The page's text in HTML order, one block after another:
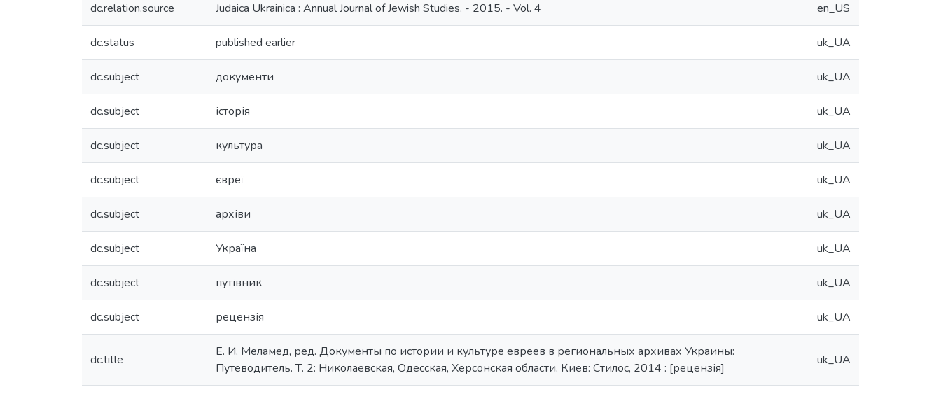
dc.relation.source Judaica Ukrainica : Annual Journal of Jewish Studies. - 2015. - Vol. 4 en_US
dc.status published earlier uk_UA
dc.subject документи uk_UA
dc.subject історія uk_UA
dc.subject культура uk_UA
dc.subject євреї uk_UA
dc.subject архіви uk_UA
dc.subject Україна uk_UA
dc.subject путівник uk_UA
dc.subject рецензія uk_UA
dc.title
Е. И. Меламед, ред. Документы по истории и культуре евреев в региональных архивах Украины:
Путеводитель. Т. 2: Николаевская, Одесская, Херсонская области. Киев: Стилос, 2014 : [рецензія]
uk_UA